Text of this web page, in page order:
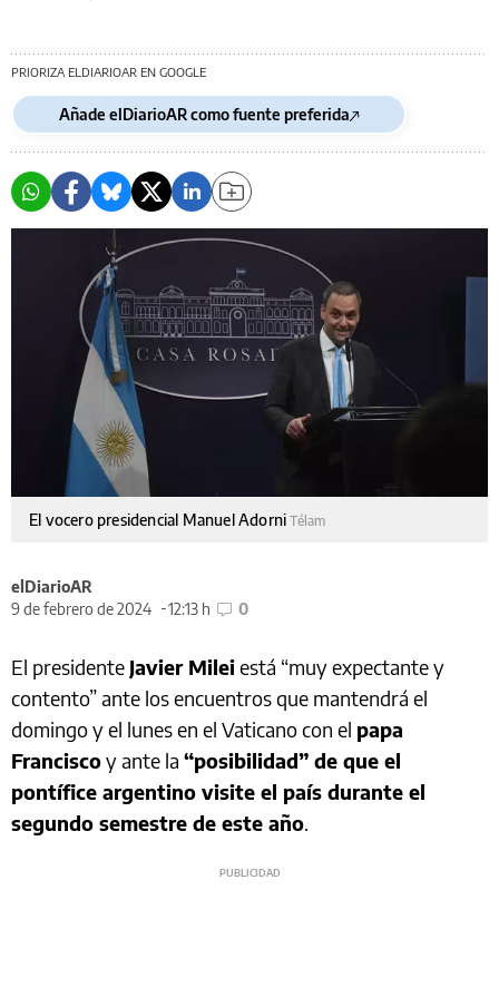
PRIORIZA ELDIARIOAR EN GOOGLE
Añade elDiarioAR como fuente preferida
El vocero presidencial Manuel AdorniTélam
elDiarioAR
9 de febrero de 2024
12:13 h 0
El presidente Javier Mileiestá “muy expectante y
contento” ante los encuentros que mantendrá el
domingo y el lunes en el Vaticano con el papa
Franciscoy ante la “posibilidad” de que el
pontífice argentino visite el país durante el
segundo semestre de este año.